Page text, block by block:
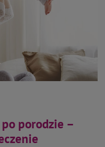
porodzie –